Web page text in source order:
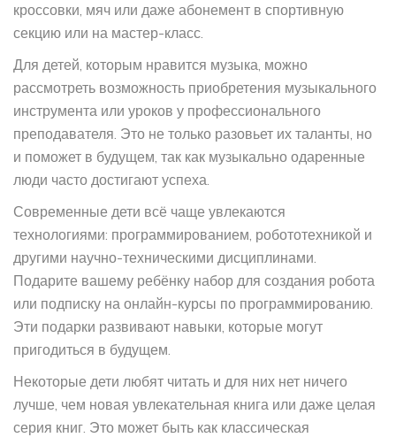
кроссовки, мяч или даже абонемент в спортивную
секцию или на мастер-класс.
Для детей, которым нравится музыка, можно
рассмотреть возможность приобретения музыкального
инструмента или уроков у профессионального
преподавателя. Это не только разовьет их таланты, но
и поможет в будущем, так как музыкально одаренные
люди часто достигают успеха.
Современные дети всё чаще увлекаются
технологиями: программированием, робототехникой и
другими научно-техническими дисциплинами.
Подарите вашему ребёнку набор для создания робота
или подписку на онлайн-курсы по программированию.
Эти подарки развивают навыки, которые могут
пригодиться в будущем.
Некоторые дети любят читать и для них нет ничего
лучше, чем новая увлекательная книга или даже целая
серия книг. Это может быть как классическая